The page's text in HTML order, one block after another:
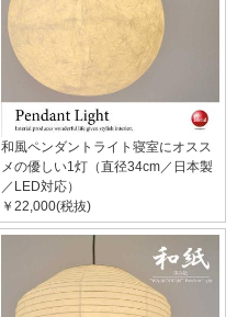
和風ペンダントライト寝室にオスス
メの優しい1灯（直径34cm／日本製
／LED対応）
￥22,000(税抜)